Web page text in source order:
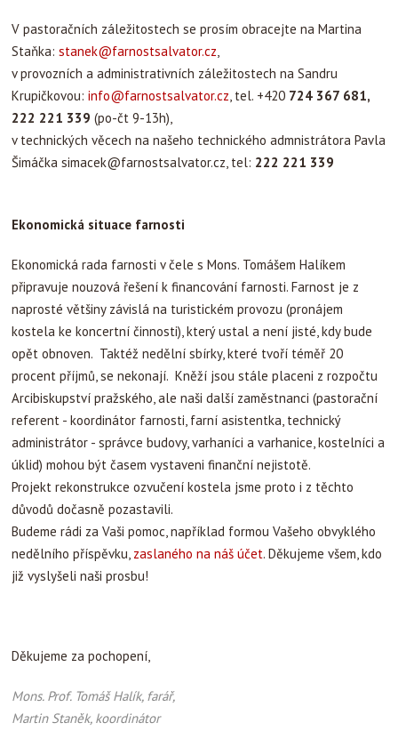
V pastoračních záležitostech se prosím obracejte na Martina
Staňka: stanek@farnostsalvator.cz,
v provozních a administrativních záležitostech na Sandru
Krupičkovou: info@farnostsalvator.cz, tel. +420 724 367 681,
222 221 339 (po-čt 9-13h),
v technických věcech na našeho technického admnistrátora Pavla
Šimáčka simacek@farnostsalvator.cz, tel: 222 221 339
Ekonomická situace farnosti
Ekonomická rada farnosti v čele s Mons. Tomášem Halíkem
připravuje nouzová řešení k financování farnosti. Farnost je z
naprosté většiny závislá na turistickém provozu (pronájem
kostela ke koncertní činnosti), který ustal a není jisté, kdy bude
opět obnoven. Taktéž nedělní sbírky, které tvoří téměř 20
procent příjmů, se nekonají. Kněží jsou stále placeni z rozpočtu
Arcibiskupství pražského, ale naši další zaměstnanci (pastorační
referent - koordinátor farnosti, farní asistentka, technický
administrátor - správce budovy, varhaníci a varhanice, kostelníci a
úklid) mohou být časem vystaveni finanční nejistotě.
Projekt rekonstrukce ozvučení kostela jsme proto i z těchto
důvodů dočasně pozastavili.
Budeme rádi za Vaši pomoc, například formou Vašeho obvyklého
nedělního příspěvku, zaslaného na náš účet. Děkujeme všem, kdo
již vyslyšeli naši prosbu!
Děkujeme za pochopení,
Mons. Prof. Tomáš Halík, farář,
Martin Staněk, koordinátor